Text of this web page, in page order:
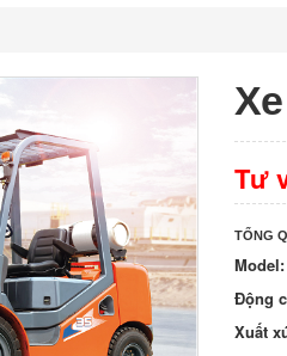
Tư
TỔNG
Động
Xuất